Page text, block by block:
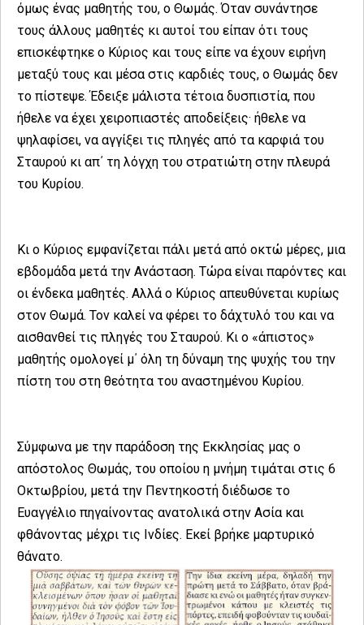
όμως ένας μαθητής του, ο Θωμάς. Όταν συνάντησε
τους άλλους μαθητές κι αυτοί του είπαν ότι τους
επισκέφτηκε ο Κύριος και τους είπε να έχουν ειρήνη
μεταξύ τους και μέσα στις καρδιές τους, ο Θωμάς δεν
το πίστεψε. Έδειξε μάλιστα τέτοια δυσπιστία, που
ήθελε να έχει χειροπιαστές αποδείξεις· ήθελε να
ψηλαφίσει, να αγγίξει τις πληγές από τα καρφιά του
Σταυρού κι απ΄ τη λόγχη του στρατιώτη στην πλευρά
του Κυρίου.
Κι ο Κύριος εμφανίζεται πάλι μετά από οκτώ μέρες, μια
εβδομάδα μετά την Ανάσταση. Τώρα είναι παρόντες και
οι ένδεκα μαθητές. Αλλά ο Κύριος απευθύνεται κυρίως
στον Θωμά. Τον καλεί να φέρει το δάχτυλό του και να
αισθανθεί τις πληγές του Σταυρού. Κι ο «άπιστος»
μαθητής ομολογεί μ΄ όλη τη δύναμη της ψυχής του την
πίστη του στη θεότητα του αναστημένου Κυρίου.
Σύμφωνα με την παράδοση της Εκκλησίας μας ο
απόστολος Θωμάς, του οποίου η μνήμη τιμάται στις 6
Οκτωβρίου, μετά την Πεντηκοστή διέδωσε το
Ευαγγέλιο πηγαίνοντας ανατολικά στην Ασία και
φθάνοντας μέχρι τις Ινδίες. Εκεί βρήκε μαρτυρικό
θάνατο.